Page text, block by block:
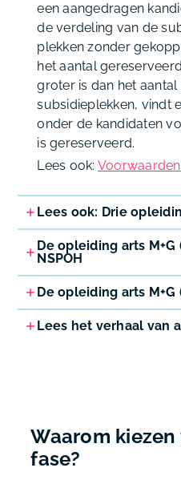
een aangedragen
de verdeling van de
plekken zonder
het aantal
groter is dan het
subsidieplekken, vindt
onder de kandidaten
is gereserveerd.
Lees ook:
Lees ook: Drie
De opleiding arts
NSPOH
De opleiding arts
Lees het verhaal van
Waarom
fase?